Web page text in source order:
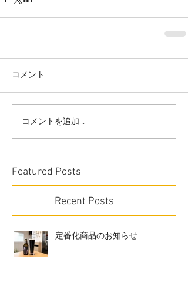
コメント
コメントを追加…
Featured Posts
Recent Posts
定番化商品のお知らせ